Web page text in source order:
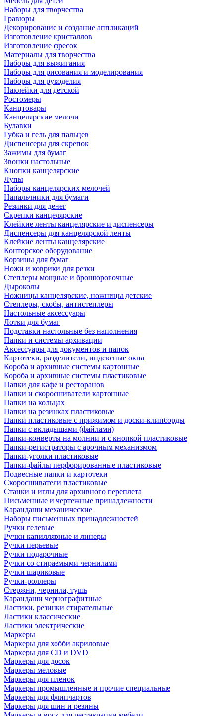
Наборы для творчества
Гравюры
Декорирование и создание аппликаций
Изготовление кристаллов
Изготовление фресок
Материалы для творчества
Наборы для выжигания
Наборы для рисования и моделирования
Наборы для рукоделия
Наклейки для детской
Ростомеры
Канцтовары
Канцелярские мелочи
Булавки
Губка и гель для пальцев
Диспенсеры для скрепок
Зажимы для бумаг
Звонки настольные
Кнопки канцелярские
Лупы
Наборы канцелярских мелочей
Напальчники для бумаги
Резинки для денег
Скрепки канцелярские
Клейкие ленты канцелярские и диспенсеры
Диспенсеры для канцелярской ленты
Клейкие ленты канцелярские
Конторское оборудование
Корзины для бумаг
Ножи и коврики для резки
Степлеры мощные и брошюровочные
Дыроколы
Ножницы канцелярские, ножницы детские
Степлеры, скобы, антистеплеры
Настольные аксессуары
Лотки для бумаг
Подставки настольные без наполнения
Папки и системы архивации
Аксессуары для документов и папок
Картотеки, разделители, индексные окна
Короба и архивные системы картонные
Короба и архивные системы пластиковые
Папки для кафе и ресторанов
Папки и скоросшиватели картонные
Папки на кольцах
Папки на резинках пластиковые
Папки пластиковые с прижимом и доски-клипборды
Папки с вкладышами (файлами)
Папки-конверты на молнии и с кнопкой пластиковые
Папки-регистраторы с арочным механизмом
Папки-уголки пластиковые
Папки-файлы перфорированные пластиковые
Подвесные папки и картотеки
Скоросшиватели пластиковые
Станки и иглы для архивного переплета
Письменные и чертежные принадлежности
Карандаши механические
Наборы письменных принадлежностей
Ручки гелевые
Ручки капиллярные и линеры
Ручки перьевые
Ручки подарочные
Ручки со стираемыми чернилами
Ручки шариковые
Ручки-роллеры
Стержни, чернила, тушь
Карандаши чернографитные
Ластики, резинки стирательные
Ластики классические
Ластики электрические
Маркеры
Маркеры для хобби акриловые
Маркеры для CD и DVD
Маркеры для досок
Маркеры меловые
Маркеры для пленок
Маркеры промышленные и прочие специальные
Маркеры для флипчартов
Маркеры для шин и резины